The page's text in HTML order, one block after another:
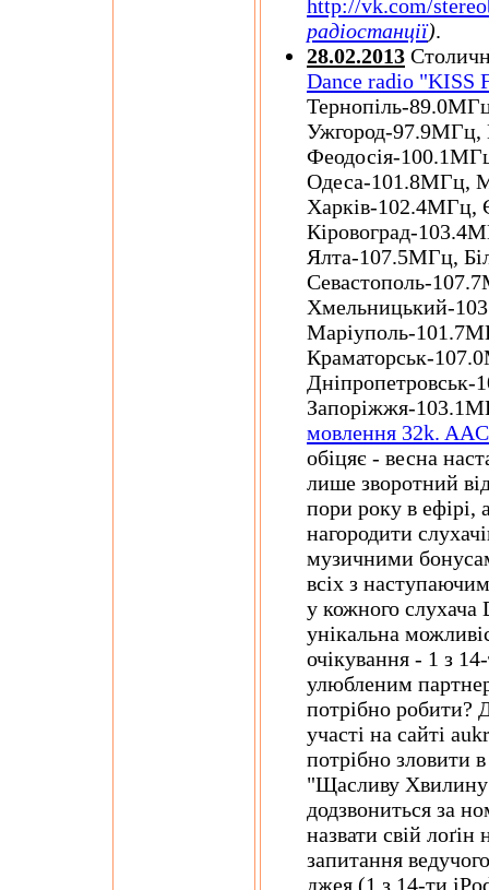
http://vk.com/
радіостанції).
28.02.2013
Dance radio "KISS
Тернопіль-
Ужгород-
Феодосія-
Одеса-101.8МГц,
Харків-102.4МГц,
Кіровоград-
Ялта-107.5МГц,
Севастополь-
Хмельницький-
Маріуполь-
Краматорськ-
Запоріжжя-
мовлення 32k.
обіцяє - весна
лише зворотний
пори року в ефірі,
нагородити
музичними
всіх з
у кожного
унікальна
очікування - 1 з
улюбленим
потрібно робити?
участі на сайті
потрібно зловити
"Щасливу
додзвониться за
назвати свій лоґін
запитання
джея (1 з 14-ти